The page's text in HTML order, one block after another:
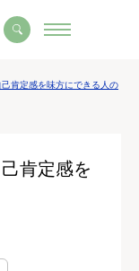
肯定感を味方にできる人の
肯定感を